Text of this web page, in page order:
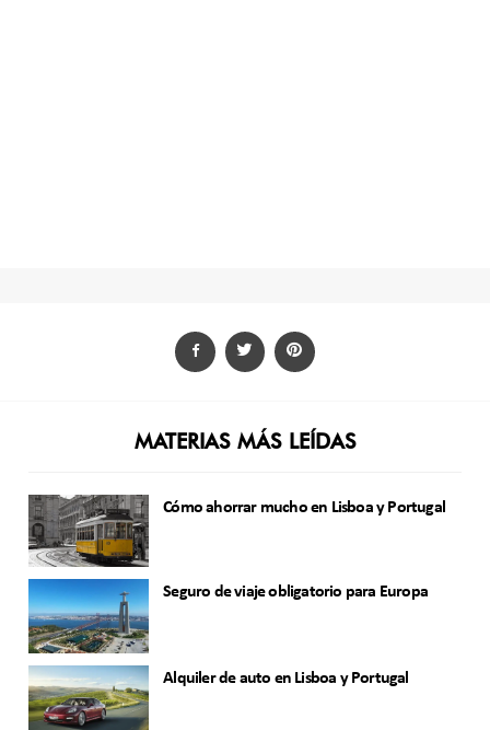
MATERIAS MÁS LEÍDAS
Cómo ahorrar mucho en Lisboa y Portugal
Seguro de viaje obligatorio para Europa
Alquiler de auto en Lisboa y Portugal